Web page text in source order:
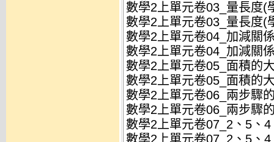
數學2上單元卷03_量長度(
數學2上單元卷03_量長度(
數學2上單元卷04_加減關
數學2上單元卷04_加減關
數學2上單元卷05_面積的
數學2上單元卷05_面積的
數學2上單元卷06_兩步驟
數學2上單元卷06_兩步驟
數學2上單元卷07_2、5、
數學2上單元卷07_2、5、